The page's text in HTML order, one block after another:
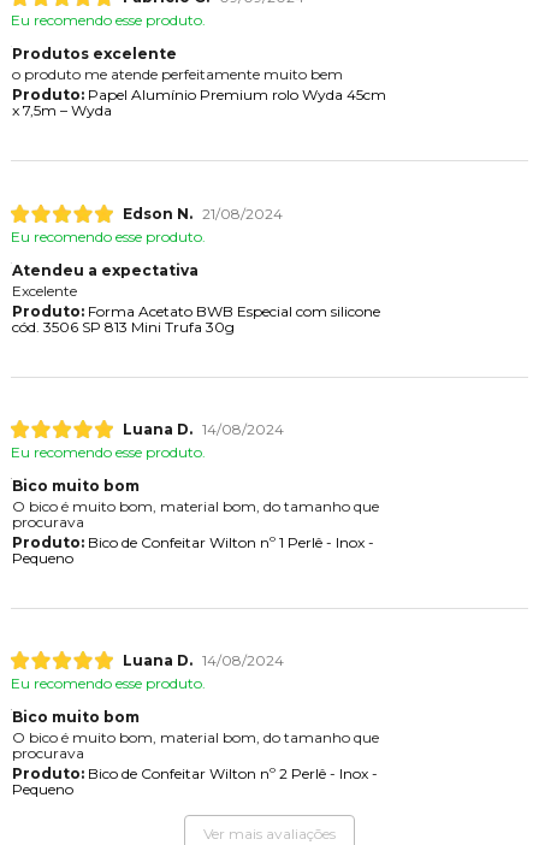
Eu recomendo esse produto.
Produtos excelente
o produto me atende perfeitamente muito bem
Produto:Papel Alumínio Premium rolo Wyda 45cm
x 7,5m – Wyda
Edson N. 21/08/2024
Eu recomendo esse produto.
Atendeu a expectativa
Excelente
Produto:Forma Acetato BWB Especial com silicone
cód. 3506 SP 813 Mini Trufa 30g
Luana D. 14/08/2024
Eu recomendo esse produto.
Bico muito bom
O bico é muito bom, material bom, do tamanho que
procurava
Produto:Bico de Confeitar Wilton nº 1 Perlê - Inox -
Pequeno
Luana D. 14/08/2024
Eu recomendo esse produto.
Bico muito bom
O bico é muito bom, material bom, do tamanho que
procurava
Produto:Bico de Confeitar Wilton nº 2 Perlê - Inox -
Pequeno
Ver mais avaliações